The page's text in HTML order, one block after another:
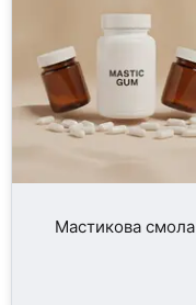
Мастикова смола